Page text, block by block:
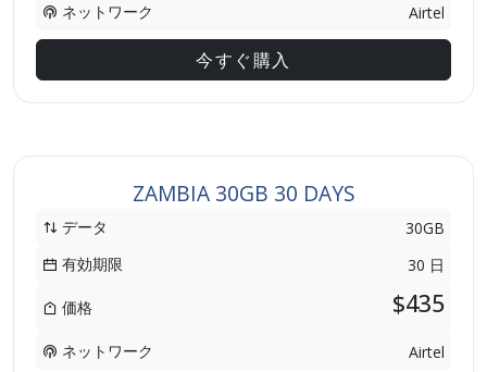
ネットワーク Airtel
今すぐ購入
ZAMBIA 30GB 30 DAYS
データ
30GB
有効期限
30 日
価格 $435
ネットワーク Airtel